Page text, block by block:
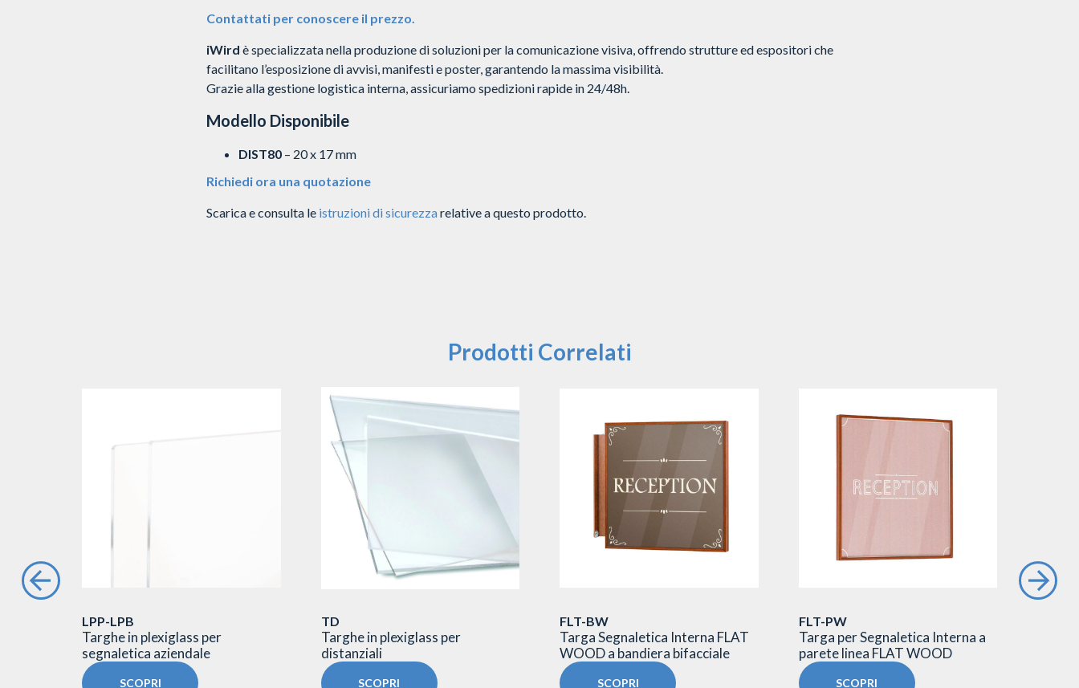
Contattati per conoscere il prezzo.
iWird è specializzata nella produzione di soluzioni per la comunicazione visiva, offrendo strutture ed espositori che
facilitano l’esposizione di avvisi, manifesti e poster, garantendo la massima visibilità.
Grazie alla gestione logistica interna, assicuriamo spedizioni rapide in 24/48h.
Modello Disponibile
DIST80– 20 x 17 mm
Richiedi ora una quotazione
Scarica e consulta le istruzioni di sicurezzarelative a questo prodotto.
Prodotti Correlati
LPP-LPB
Targhe in plexiglass per
segnaletica aziendale
SCOPRI
TD
Targhe in plexiglass per
distanziali
SCOPRI
FLT-BW
Targa Segnaletica Interna FLAT
WOOD a bandiera bifacciale
SCOPRI
FLT-PW
Targa per Segnaletica Interna a
parete linea FLAT WOOD
SCOPRI